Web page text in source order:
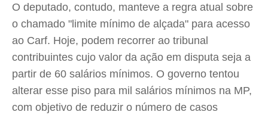
O deputado, contudo, manteve a regra atual sobre
o chamado "limite mínimo de alçada" para acesso
ao Carf. Hoje, podem recorrer ao tribunal
contribuintes cujo valor da ação em disputa seja a
partir de 60 salários mínimos. O governo tentou
alterar esse piso para mil salários mínimos na MP,
com objetivo de reduzir o número de casos